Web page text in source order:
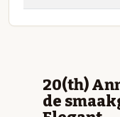
20(th)
de